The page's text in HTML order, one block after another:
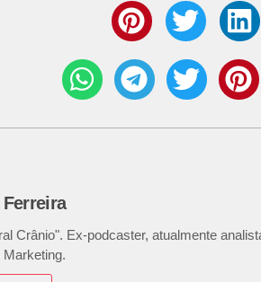
Crânio". Ex-podcaster, atualmente
Marketing.